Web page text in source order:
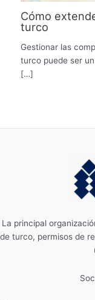
Cómo
turco
Gestionar las
turco puede ser
[…]
La principal
de turco, permisos de